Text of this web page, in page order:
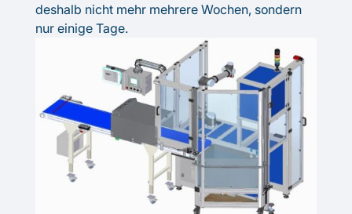
deshalb nicht mehr mehrere Wochen, sondern
nur einige Tage.